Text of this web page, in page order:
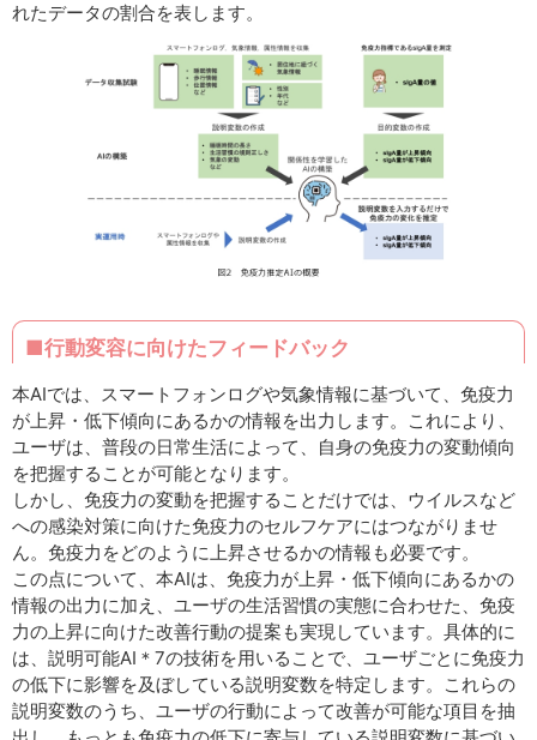
れたデータの割合を表します。
■行動変容に向けたフィードバック
本AIでは、スマートフォンログや気象情報に基づいて、免疫力
が上昇・低下傾向にあるかの情報を出力します。これにより、
ユーザは、普段の日常生活によって、自身の免疫力の変動傾向
を把握することが可能となります。
しかし、免疫力の変動を把握することだけでは、ウイルスなど
への感染対策に向けた免疫力のセルフケアにはつながりませ
ん。免疫力をどのように上昇させるかの情報も必要です。
この点について、本AIは、免疫力が上昇・低下傾向にあるかの
情報の出力に加え、ユーザの生活習慣の実態に合わせた、免疫
力の上昇に向けた改善行動の提案も実現しています。具体的に
は、説明可能AI＊7の技術を用いることで、ユーザごとに免疫力
の低下に影響を及ぼしている説明変数を特定します。これらの
説明変数のうち、ユーザの行動によって改善が可能な項目を抽